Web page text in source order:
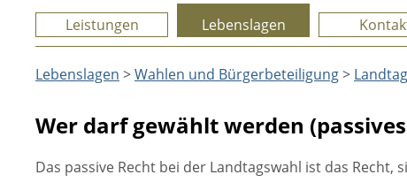
Leistungen Lebenslagen
Lebenslagen >Wahlen und Bürgerbeteiligung>
Wer darf gewählt werden
Das passive Recht bei der Landtagswahl ist das Recht,